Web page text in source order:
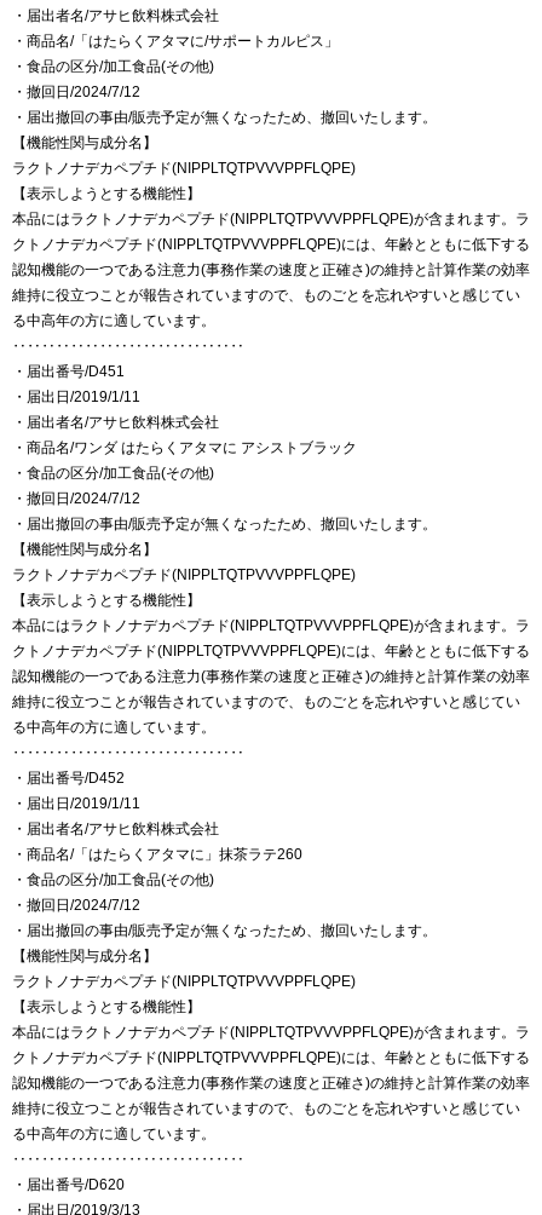
・届出者名/アサヒ飲料株式会社
・商品名/「はたらくアタマに/サポートカルピス」
・食品の区分/加工食品(その他)
・撤回日/2024/7/12
・届出撤回の事由/販売予定が無くなったため、撤回いたします。
【機能性関与成分名】
ラクトノナデカペプチド(NIPPLTQTPVVVPPFLQPE)
【表示しようとする機能性】
本品にはラクトノナデカペプチド(NIPPLTQTPVVVPPFLQPE)が含まれます。ラ
クトノナデカペプチド(NIPPLTQTPVVVPPFLQPE)には、年齢とともに低下する
認知機能の一つである注意力(事務作業の速度と正確さ)の維持と計算作業の効率
維持に役立つことが報告されていますので、ものごとを忘れやすいと感じてい
る中高年の方に適しています。
‥‥‥‥‥‥‥‥‥‥‥‥‥‥‥‥
・届出番号/D451
・届出日/2019/1/11
・届出者名/アサヒ飲料株式会社
・商品名/ワンダ はたらくアタマに アシストブラック
・食品の区分/加工食品(その他)
・撤回日/2024/7/12
・届出撤回の事由/販売予定が無くなったため、撤回いたします。
【機能性関与成分名】
ラクトノナデカペプチド(NIPPLTQTPVVVPPFLQPE)
【表示しようとする機能性】
本品にはラクトノナデカペプチド(NIPPLTQTPVVVPPFLQPE)が含まれます。ラ
クトノナデカペプチド(NIPPLTQTPVVVPPFLQPE)には、年齢とともに低下する
認知機能の一つである注意力(事務作業の速度と正確さ)の維持と計算作業の効率
維持に役立つことが報告されていますので、ものごとを忘れやすいと感じてい
る中高年の方に適しています。
‥‥‥‥‥‥‥‥‥‥‥‥‥‥‥‥
・届出番号/D452
・届出日/2019/1/11
・届出者名/アサヒ飲料株式会社
・商品名/「はたらくアタマに」抹茶ラテ260
・食品の区分/加工食品(その他)
・撤回日/2024/7/12
・届出撤回の事由/販売予定が無くなったため、撤回いたします。
【機能性関与成分名】
ラクトノナデカペプチド(NIPPLTQTPVVVPPFLQPE)
【表示しようとする機能性】
本品にはラクトノナデカペプチド(NIPPLTQTPVVVPPFLQPE)が含まれます。ラ
クトノナデカペプチド(NIPPLTQTPVVVPPFLQPE)には、年齢とともに低下する
認知機能の一つである注意力(事務作業の速度と正確さ)の維持と計算作業の効率
維持に役立つことが報告されていますので、ものごとを忘れやすいと感じてい
る中高年の方に適しています。
‥‥‥‥‥‥‥‥‥‥‥‥‥‥‥‥
・届出番号/D620
・届出日/2019/3/13